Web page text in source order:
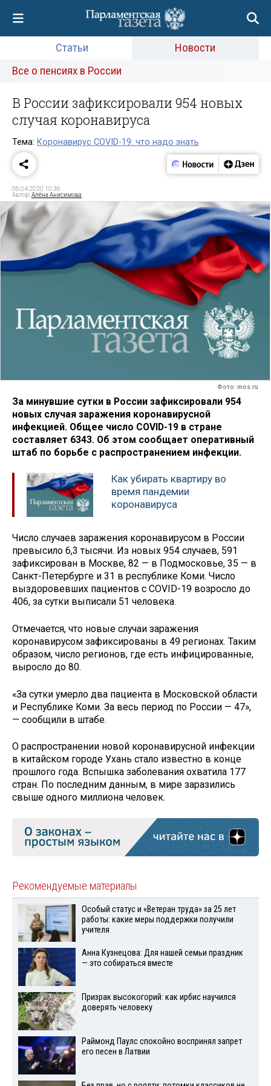
Статьи
Новости
Все о пенсиях в России
В России зафиксировали 954 новых
случая коронавируса
Тема: Коронавирус COVID-19: что надо знать
06.04.2020 10:36
Автор:Алёна Анисимова
Фото: mos.ru
За минувшие сутки в России зафиксировали 954
новых случая заражения коронавирусной
инфекцией. Общее число COVID-19 в стране
составляет 6343. Об этом сообщает оперативный
штаб по борьбе с распространением инфекции.
Как убирать квартиру во
время пандемии
коронавируса
Число случаев заражения коронавирусом в России
превысило 6,3 тысячи. Из новых 954 случаев, 591
зафиксирован в Москве, 82 — в Подмосковье, 35 — в
Санкт-Петербурге и 31 в республике Коми. Число
выздоровевших пациентов с COVID-19 возросло до
406, за сутки выписали 51 человека.
Отмечается, что новые случаи заражения
коронавирусом зафиксированы в 49 регионах. Таким
образом, число регионов, где есть инфицированные,
выросло до 80.
«За сутки умерло два пациента в Московской области
и Республике Коми. За весь период по России — 47»,
— сообщили в штабе.
О распространении новой коронавирусной инфекции
в китайском городе Ухань стало известно в конце
прошлого года. Вспышка заболевания охватила 177
стран. По последним данным, в мире заразились
свыше одного миллиона человек.
Рекомендуемые материалы
Особый статус и «Ветеран труда» за 25 лет
работы: какие меры поддержки получили
учителя
Анна Кузнецова: Для нашей семьи праздник
— это собираться вместе
Призрак высокогорий: как ирбис научился
доверять человеку
Раймонд Паулс спокойно воспринял запрет
его песен в Латвии